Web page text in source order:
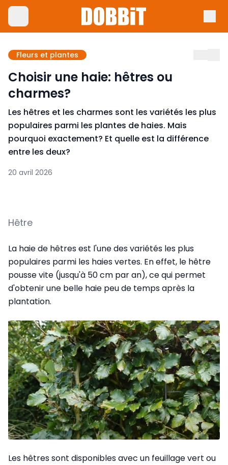
Fleurs et plantes
Choisir une haie: hêtres ou
charmes?
Les hêtres et les charmes sont les variétés les plus
populaires parmi les plantes de haies. Mais
pourquoi exactement? Et quelle est la différence
entre les deux?
20 avril 2026
Hêtre
La haie de hêtres est l'une des variétés les plus
populaires parmi les haies vertes. En effet, le hêtre
pousse vite (jusqu'à 50 cm par an), ce qui permet
d'obtenir une belle haie peu de temps après la
plantation.
Les hêtres sont disponibles avec un feuillage vert ou